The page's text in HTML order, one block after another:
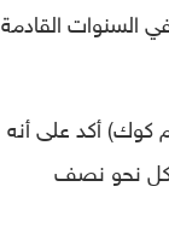
السنوات القادمة
كوك) أكد على أنه
نحو نصف